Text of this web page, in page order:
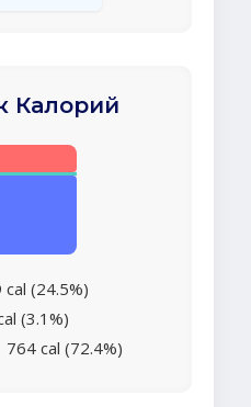
Калорий
cal (24.5%)
(3.1%)
764 cal (72.4%)